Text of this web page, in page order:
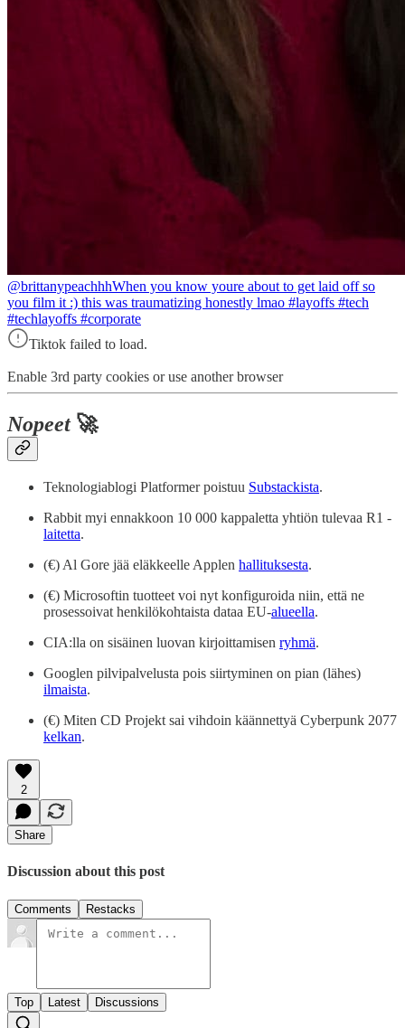
@brittanypeachhhWhen you know youre about to get laid off so
you film it :) this was traumatizing honestly lmao #layoffs #tech
#techlayoffs #corporate
Tiktok failed to load.
Enable 3rd party cookies or use another browser
Nopeet🚀
Teknologiablogi Platformer poistuu Substackista.
Rabbit myi ennakkoon 10 000 kappaletta yhtiön tulevaa R1 -
laitetta.
(€) Al Gore jää eläkkeelle Applen hallituksesta.
(€) Microsoftin tuotteet voi nyt konfiguroida niin, että ne
prosessoivat henkilökohtaista dataa EU-alueella.
CIA:lla on sisäinen luovan kirjoittamisen ryhmä.
Googlen pilvipalvelusta pois siirtyminen on pian (lähes)
ilmaista.
(€) Miten CD Projekt sai vihdoin käännettyä Cyberpunk 2077
kelkan.
2
Share
Discussion about this post
Comments Restacks
Top Latest Discussions